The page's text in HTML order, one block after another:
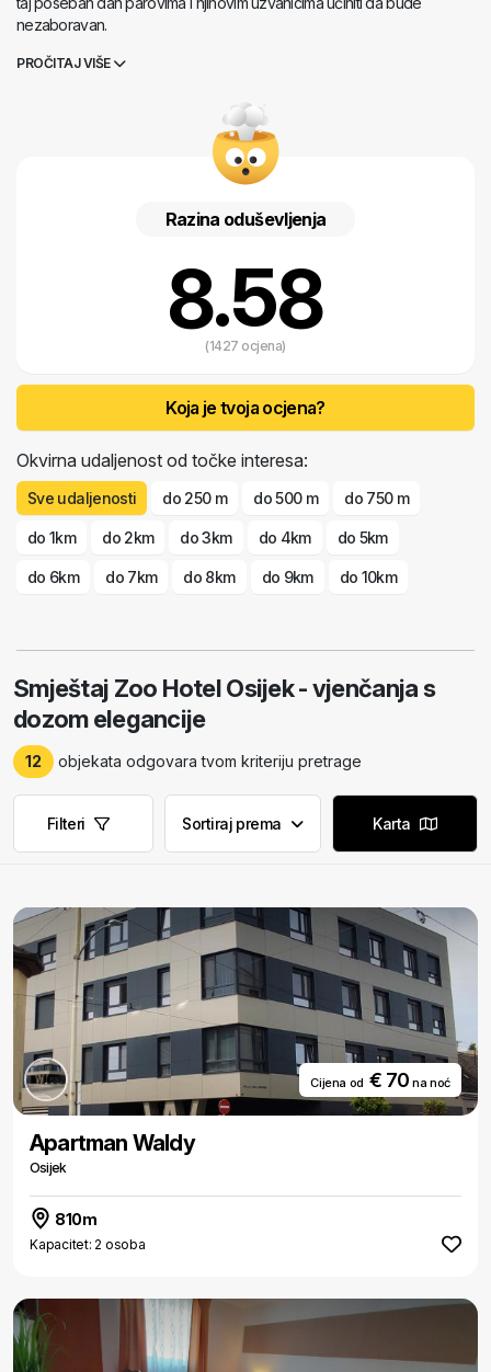
nezaboravan.
PROČITAJ VIŠE
Razina oduševljenja
8.58
(1427 ocjena)
Koja je tvoja ocjena?
Okvirna udaljenost od točke interesa:
Sve udaljenosti do 250 m do 500 m do 750 m
do 1km do 2km do 3km do 4km do 5km
do 6km do 7km do 8km do 9km do 10km
Smještaj Zoo Hotel Osijek - vjenčanja s
dozom elegancije
12 objekata odgovara tvom kriteriju pretrage
Filteri Sortiraj prema Karta
Cijena od € 70na noć
Apartman Waldy
Osijek
810m
Kapacitet: 2 osoba